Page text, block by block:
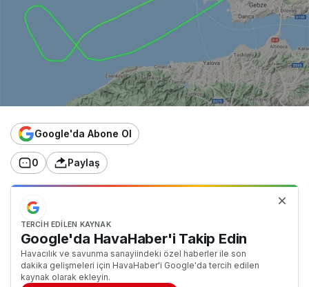
Google'da Abone Ol
0 Paylaş
TERCIH EDILEN KAYNAK
Google'da HavaHaber'i Takip Edin
Havacılık ve savunma sanayiindeki özel haberler ile son
dakika gelişmeleri için HavaHaber'i Google'da tercih edilen
kaynak olarak ekleyin.